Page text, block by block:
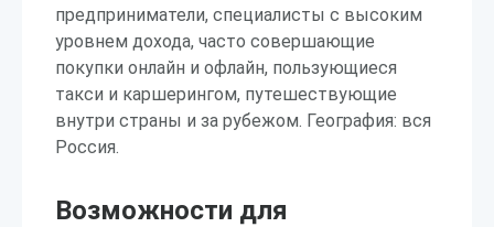
предприниматели, специалисты с высоким
уровнем дохода, часто совершающие
покупки онлайн и офлайн, пользующиеся
такси и каршерингом, путешествующие
внутри страны и за рубежом. География: вся
Россия.
Возможности для